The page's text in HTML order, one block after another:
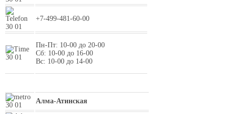
+7-499-481-60-00
Пн-Пт: 10-00 до 20-00
Сб: 10-00 до 16-00
Вс: 10-00 до 14-00
Алма-Атинская